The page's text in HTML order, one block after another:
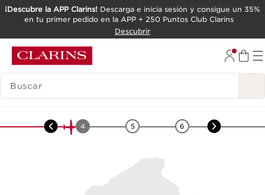
IR AL CONTENIDO
¡Descubre la APP Clarins! Descarga e inicia sesión y consigue un 35%
en tu primer pedido en la APP + 250 Puntos Club Clarins
Descubrir
LEYENDA
África–Datilero del desierto
3 4 5 6 7